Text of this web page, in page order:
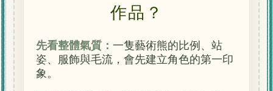
作品？
先看整體氣質： 一隻藝術熊的比例、站
姿、服飾與毛流，會先建立角色的第一印
象。